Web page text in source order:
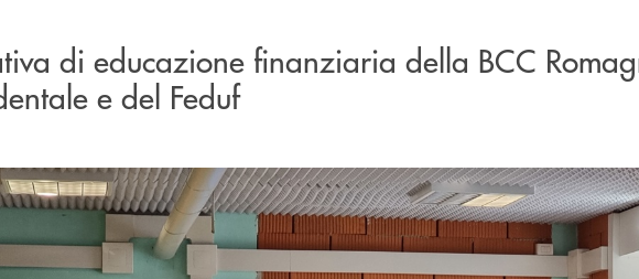
di educazione finanziaria della BCC
e del Feduf